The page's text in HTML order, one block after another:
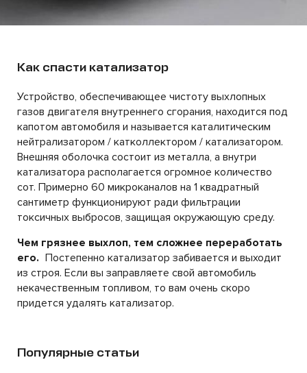
Как спасти катализатор
Устройство, обеспечивающее чистоту выхлопных
газов двигателя внутреннего сгорания, находится под
капотом автомобиля и называется каталитическим
нейтрализатором / катколлектором / катализатором.
Внешняя оболочка состоит из металла, а внутри
катализатора располагается огромное количество
сот. Примерно 60 микроканалов на 1 квадратный
сантиметр функционируют ради фильтрации
токсичных выбросов, защищая окружающую среду.
Чем грязнее выхлоп, тем сложнее переработать
его. Постепенно катализатор забивается и выходит
из строя. Если вы заправляете свой автомобиль
некачественным топливом, то вам очень скоро
придется удалять катализатор.
Популярные статьи